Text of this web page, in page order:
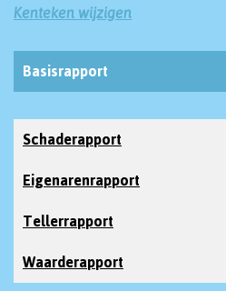
Kenteken wijzigen
Basisrapport
Schaderapport
Eigenarenrapport
Tellerrapport
Waarderapport